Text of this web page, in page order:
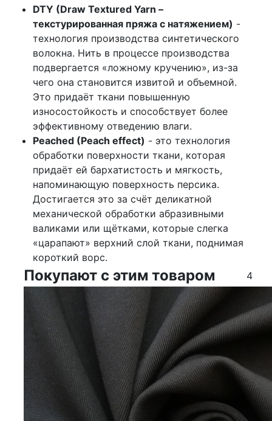
DTY (Draw Textured Yarn –
текстурированная пряжа с натяжением) -
технология производства синтетического
волокна. Нить в процессе производства
подвергается «ложному кручению», из-за
чего она становится извитой и объемной.
Это придаёт ткани повышенную
износостойкость и способствует более
эффективному отведению влаги.
Peached (Peach effect) - это технология
обработки поверхности ткани, которая
придаёт ей бархатистость и мягкость,
напоминающую поверхность персика.
Достигается это за счёт деликатной
механической обработки абразивными
валиками или щётками, которые слегка
«царапают» верхний слой ткани, поднимая
короткий ворс.
Покупают с этим товаром 4